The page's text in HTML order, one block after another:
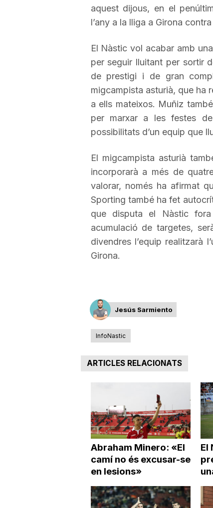
a
g
a
aquest dijous, en el
l’any a la lliga a Girona
El Nàstic vol acabar amb
per seguir lluitant per sortir
de prestigi i de gran
migcampista asturià, que ha
a ells mateixos. Muñiz
per marxar a les festes
possibilitats d’un equip que
El migcampista asturià
incorporarà a més de
valorar, només ha afirmat
Sporting també ha fet
que disputa el Nàstic
acumulació de targetes,
divendres l’equip realitzarà
Girona.
Jesús Sarmiento
InfoNastic
ARTICLES RELACIONATS
Abraham Minero: «El
camí no és excusar-se
en lesions»
El